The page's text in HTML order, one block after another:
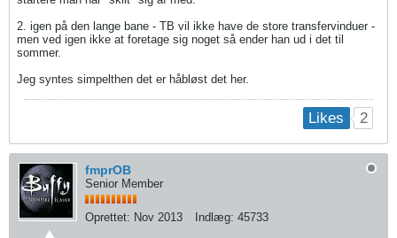
2. igen på den lange bane - TB vil ikke have de store transfervinduer -
men ved igen ikke at foretage sig noget så ender han ud i det til
sommer.
Jeg syntes simpelthen det er håbløst det her.
Likes 2
fmprOB
Senior Member
Oprettet: Nov 2013 Indlæg: 45733